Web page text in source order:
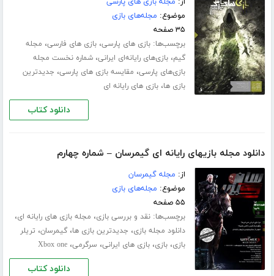
موضوع: مجله‌های بازی
۳۵ صفحه
برچسب‌ها:بازی های پارسی،بازی های فارسی، مجله
گیم،بازی‌های رایانه‌ای ایرانی،شماره‌ نخست مجله‌
بازی‌های پارسی، مقایسه بازی های پارسی، جدیدترین
بازی ها،بازی های رایانه ای
دانلود کتاب
دانلود مجله بازیهای رایانه ای گیمرسان – شماره چهارم
از: مجله گیمرسان
موضوع: مجله‌های بازی
۵۵ صفحه
برچسب‌ها:نقد و بررسی بازی، مجله بازی های رایانه ای،
دانلود مجله بازی، جدیدترین بازی ها،گیمرسان، تریلر
بازی،بازی،بازی های ایرانی، سرگرمی،Xbox one
دانلود کتاب